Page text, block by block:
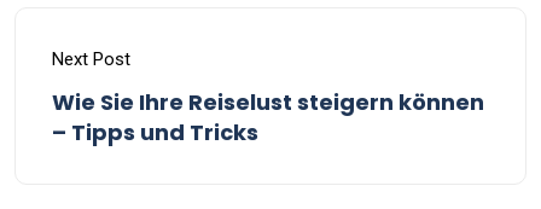
Next Post
Wie Sie Ihre Reiselust steigern können
– Tipps und Tricks